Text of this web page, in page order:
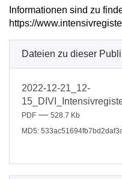
Informationen sind zu
https://
Dateien zu dieser
2022-12-21_12-
PDF — 528.7 Kb
MD5: